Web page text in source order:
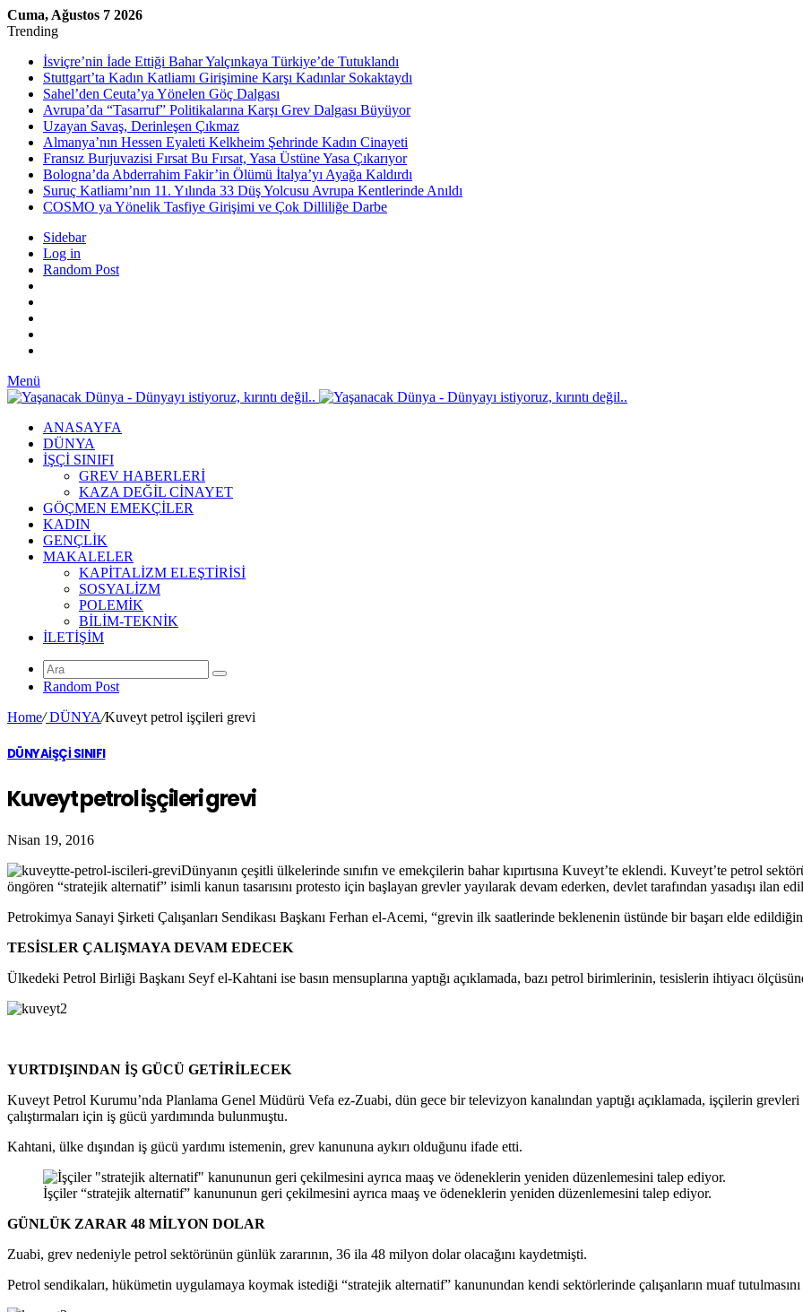
Cuma, Ağustos 7 2026
Trending
İsviçre’nin İade Ettiği Bahar Yalçınkaya Türkiye’de Tutuklandı
Stuttgart’ta Kadın Katliamı Girişimine Karşı Kadınlar Sokaktaydı
Sahel’den Ceuta’ya Yönelen Göç Dalgası
Avrupa’da “Tasarruf” Politikalarına Karşı Grev Dalgası Büyüyor
Uzayan Savaş, Derinleşen Çıkmaz
Almanya’nın Hessen Eyaleti Kelkheim Şehrinde Kadın Cinayeti
Fransız Burjuvazisi Fırsat Bu Fırsat, Yasa Üstüne Yasa Çıkarıyor
Bologna’da Abderrahim Fakir’in Ölümü İtalya’yı Ayağa Kaldırdı
Suruç Katliamı’nın 11. Yılında 33 Düş Yolcusu Avrupa Kentlerinde Anıldı
COSMO ya Yönelik Tasfiye Girişimi ve Çok Dilliliğe Darbe
Sidebar
Log in
Random Post
Menü
ANASAYFA
DÜNYA
İŞÇİ SINIFI
GREV HABERLERİ
KAZA DEĞİL CİNAYET
GÖÇMEN EMEKÇİLER
KADIN
GENÇLİK
MAKALELER
KAPİTALİZM ELEŞTİRİSİ
SOSYALİZM
POLEMİK
BİLİM-TEKNİK
ILETIŞIM
Random Post
Home/DÜNYA/Kuveyt petrol işçileri grevi
DÜNYAİŞÇİ SINIFI
Kuveyt petrol işçileri grevi
Nisan 19, 2016
Dünyanın çeşitli ülkelerinde sınıfın ve emekçilerin bahar kıpırtısına Kuveyt’te eklendi. Kuveyt’te petrol
öngören “stratejik alternatif” isimli kanun tasarısını protesto için başlayan grevler yayılarak devam ederken, devlet tarafından yasadışı ilan
Petrokimya Sanayi Şirketi Çalışanları Sendikası Başkanı Ferhan el-Acemi, “grevin ilk saatlerinde beklenenin üstünde bir başarı elde
TESİSLER ÇALIŞMAYA DEVAM EDECEK
Ülkedeki Petrol Birliği Başkanı Seyf el-Kahtani ise basın mensuplarına yaptığı açıklamada, bazı petrol birimlerinin, tesislerin ihtiyacı
YURTDIŞINDAN İŞ GÜCÜ GETİRİLECEK
Kuveyt Petrol Kurumu’nda Planlama Genel Müdürü Vefa ez-Zuabi, dün gece bir televizyon kanalından yaptığı açıklamada, işçilerin
çalıştırmaları için iş gücü yardımında bulunmuştu.
Kahtani, ülke dışından iş gücü yardımı istemenin, grev kanununa aykırı olduğunu ifade etti.
İşçiler “stratejik alternatif” kanununun geri çekilmesini ayrıca maaş ve ödeneklerin yeniden düzenlemesini talep ediyor.
GÜNLÜK ZARAR 48 MİLYON DOLAR
Zuabi, grev nedeniyle petrol sektörünün günlük zararının, 36 ila 48 milyon dolar olacağını kaydetmişti.
Petrol sendikaları, hükümetin uygulamaya koymak istediği “stratejik alternatif” kanunundan kendi sektörlerinde çalışanların muaf